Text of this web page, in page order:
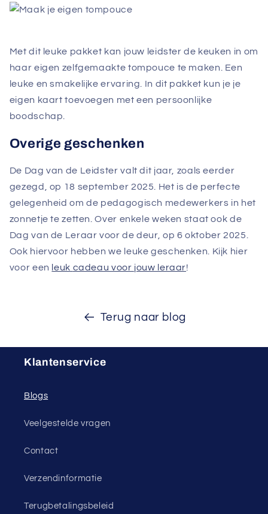
Met dit leuke pakket kan jouw leidster de keuken in om
haar eigen zelfgemaakte tompouce te maken. Een
leuke en smakelijke ervaring. In dit pakket kun je je
eigen kaart toevoegen met een persoonlijke
boodschap.
Overige geschenken
De Dag van de Leidster valt dit jaar, zoals eerder
gezegd, op 18 september 2025. Het is de perfecte
gelegenheid om de pedagogisch medewerkers in het
zonnetje te zetten. Over enkele weken staat ook de
Dag van de Leraar voor de deur, op 6 oktober 2025.
Ook hiervoor hebben we leuke geschenken. Kijk hier
voor een leuk cadeau voor jouw leraar!
Terug naar blog
Klantenservice
Blogs
Veelgestelde vragen
Contact
Verzendinformatie
Terugbetalingsbeleid